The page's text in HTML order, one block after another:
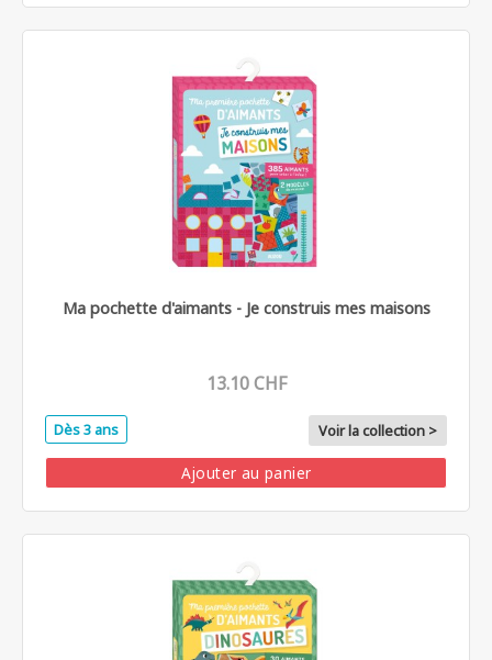
Ma pochette d'aimants - Je construis mes maisons
13.10 CHF
Dès 3 ans Voir la collection >
Ajouter au panier